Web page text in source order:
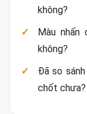
không?
Màu nhấn
không?
Đã so
chốt chưa?